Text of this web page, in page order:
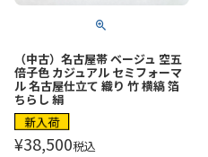
（中古）名古屋帯 ベージュ 空五
倍子色 カジュアル セミフォーマ
ル 名古屋仕立て 織り 竹 横縞 箔
ちらし 絹
新入荷
¥38,500税込